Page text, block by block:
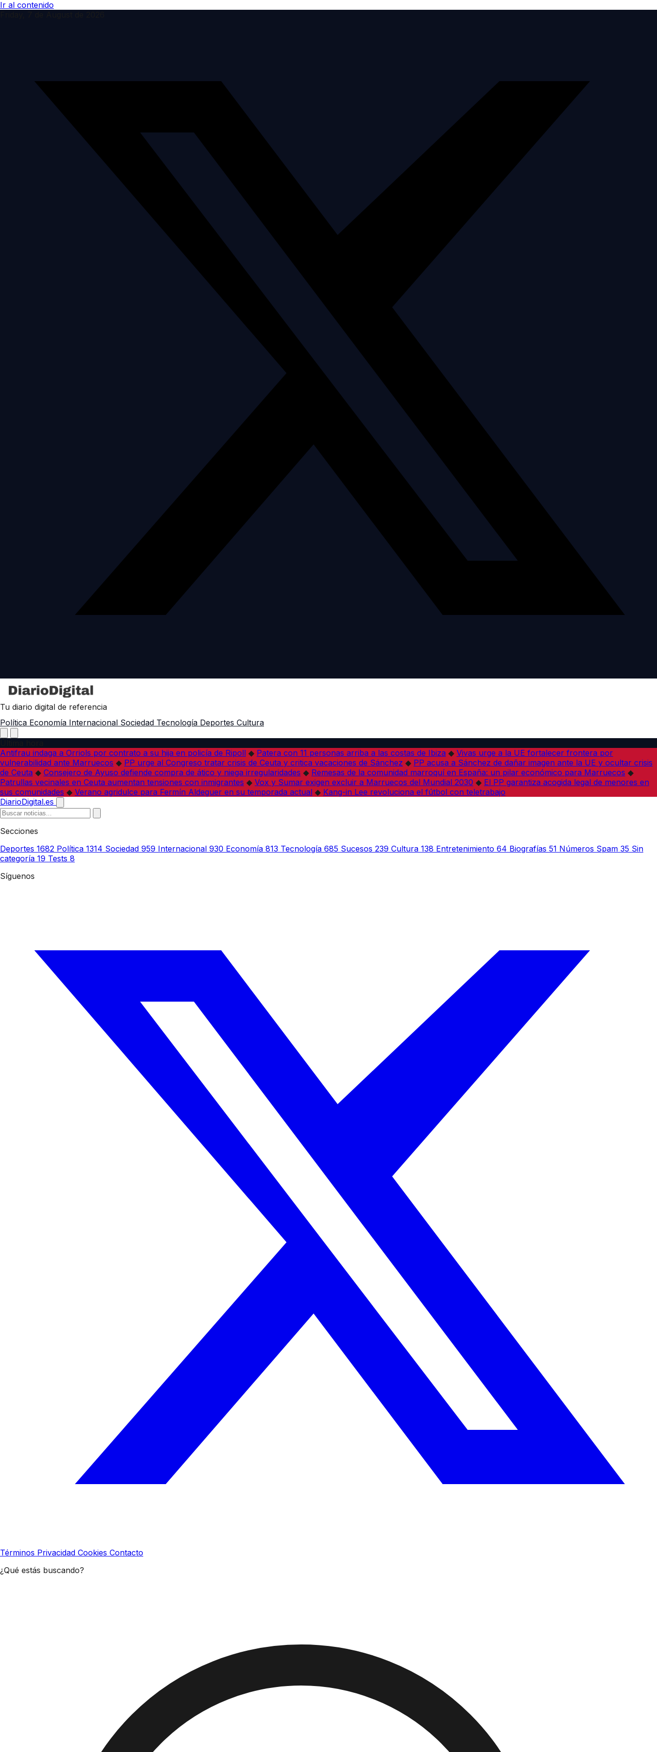
Ir al contenido
Tu diario digital de referencia
Política Economía Internacional Sociedad Tecnología Deportes Cultura
Antifrau indaga a Orriols por contrato a su hija en policía de Ripoll ◆ Patera con 11 personas arriba a las costas de Ibiza ◆ Vivas urge a la UE fortalecer frontera por
vulnerabilidad ante Marruecos ◆ PP urge al Congreso tratar crisis de Ceuta y critica vacaciones de Sánchez ◆ PP acusa a Sánchez de dañar imagen ante la UE y ocultar crisis
de Ceuta ◆ Consejero de Ayuso defiende compra de ático y niega irregularidades ◆ Remesas de la comunidad marroquí en España: un pilar económico para Marruecos ◆
Patrullas vecinales en Ceuta aumentan tensiones con inmigrantes ◆ Vox y Sumar exigen excluir a Marruecos del Mundial 2030 ◆ El PP garantiza acogida legal de menores en
sus comunidades ◆ Verano agridulce para Fermín Aldeguer en su temporada actual ◆ Kang-in Lee revoluciona el fútbol con teletrabajo
DiarioDigital.es
Secciones
Deportes 1682 Política 1314 Sociedad 959 Internacional 930 Economía 813 Tecnología 685 Sucesos 239 Cultura 138 Entretenimiento 64 Biografías 51 Números Spam 35 Sin
categoría 19 Tests 8
Síguenos
Términos Privacidad Cookies Contacto
¿Qué estás buscando?